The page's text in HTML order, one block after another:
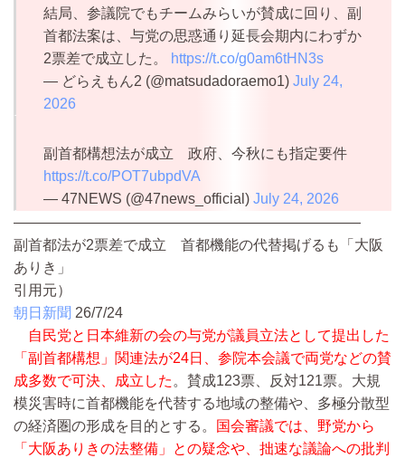
結局、参議院でもチームみらいが賛成に回り、副
首都法案は、与党の思惑通り延長会期内にわずか
2票差で成立した。
https://t.co/g0am6tHN3s
— どらえもん2 (@matsudadoraemo1) July 24,
2026
副首都構想法が成立 政府、今秋にも指定要件
https://t.co/POT7ubpdVA
— 47NEWS (@47news_official) July 24, 2026
————————————————————————
副首都法が2票差で成立 首都機能の代替掲げるも「大阪
ありき」
引用元）
朝日新聞 26/7/24
自民党と日本維新の会の与党が議員立法として提出した
「副首都構想」関連法が24日、参院本会議で両党などの賛
成多数で可決、成立した。賛成123票、反対121票。大規
模災害時に首都機能を代替する地域の整備や、多極分散型
の経済圏の形成を目的とする。
国会審議では、野党から
「大阪ありきの法整備」との疑念や、拙速な議論への批判